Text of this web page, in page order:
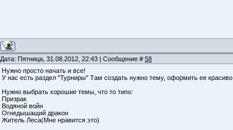
Дата: Пятница, 31.08.2012, 22:43 | Сообщение # 58
Нужно просто начать и все!
У нас есть раздел "Турниры" Там создать нужно тему, оформить ее красиво
Нужно выбрать хорошие темы, что то типо:
Призрак
Водяной войн
Огнедышащий дракон
Житель Леса(Мне нравится это)